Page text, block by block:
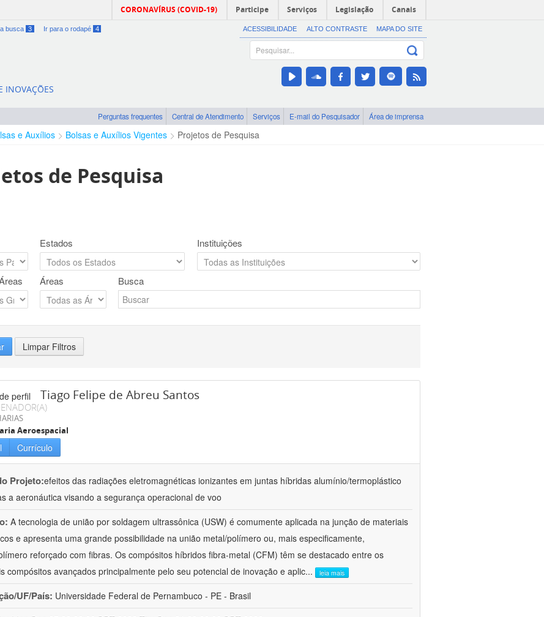
CORONAVÍRUS (COVID-19) Participe Serviços Legislação Canais
busca 3 Ir para o rodapé 4 ACESSIBILIDADE ALTO CONTRASTE MAPA DO SITE
INOVAÇÕES
Perguntas frequentes Central de Atendimento Serviços E-mail do Pesquisador Área de imprensa
e Auxílios Bolsas e Auxílios Vigentes Projetos de Pesquisa
de Pesquisa
Estados Instituições
Áreas Busca
Limpar Filtros
Tiago Felipe de Abreu Santos
Aeroespacial
Currículo
Projeto:efeitos das radiações eletromagnéticas ionizantes em juntas híbridas alumínio/termoplástico
a aeronáutica visando a segurança operacional de voo
A tecnologia de união por soldagem ultrassônica (USW) é comumente aplicada na junção de materiais
e apresenta uma grande possibilidade na união metal/polímero ou, mais especificamente,
reforçado com fibras. Os compósitos híbridos fibra-metal (CFM) têm se destacado entre os
compósitos avançados principalmente pelo seu potencial de inovação e aplic... leia mais
UF/País: Universidade Federal de Pernambuco - PE - Brasil